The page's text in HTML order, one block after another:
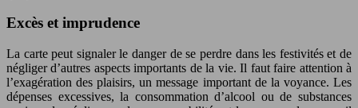
Excès et imprudence
La carte peut signaler le danger de se perdre dans les festivités et de
négliger d’autres aspects importants de la vie. Il faut faire attention à
l’exagération des plaisirs, un message important de la voyance. Les
dépenses excessives, la consommation d’alcool ou de substances